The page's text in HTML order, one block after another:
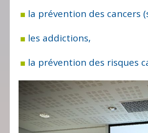
la prévention des cancers
les addictions,
la prévention des risques